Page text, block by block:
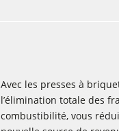
Avec les presses à
l’élimination totale des
combustibilité, vous